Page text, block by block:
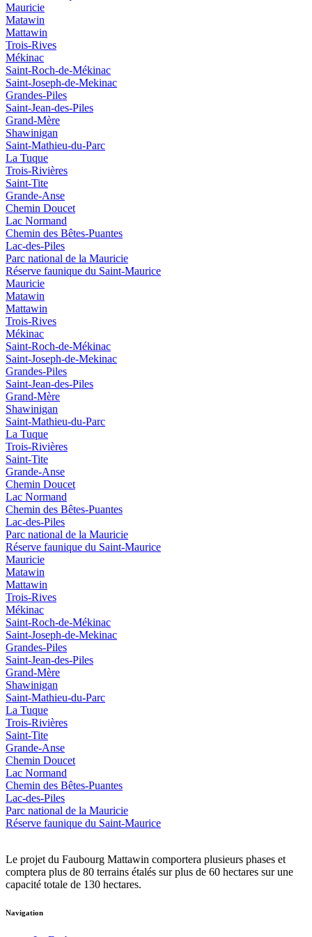
Mauricie
Matawin
Mattawin
Trois-Rives
Mékinac
Saint-Roch-de-Mékinac
Saint-Joseph-de-Mekinac
Grandes-Piles
Saint-Jean-des-Piles
Grand-Mère
Shawinigan
Saint-Mathieu-du-Parc
La Tuque
Trois-Rivières
Saint-Tite
Grande-Anse
Chemin Doucet
Lac Normand
Chemin des Bêtes-Puantes
Lac-des-Piles
Parc national de la Mauricie
Réserve faunique du Saint‑Maurice
Mauricie
Matawin
Mattawin
Trois-Rives
Mékinac
Saint-Roch-de-Mékinac
Saint-Joseph-de-Mekinac
Grandes-Piles
Saint-Jean-des-Piles
Grand-Mère
Shawinigan
Saint-Mathieu-du-Parc
La Tuque
Trois-Rivières
Saint-Tite
Grande-Anse
Chemin Doucet
Lac Normand
Chemin des Bêtes-Puantes
Lac-des-Piles
Parc national de la Mauricie
Réserve faunique du Saint‑Maurice
Mauricie
Matawin
Mattawin
Trois-Rives
Mékinac
Saint-Roch-de-Mékinac
Saint-Joseph-de-Mekinac
Grandes-Piles
Saint-Jean-des-Piles
Grand-Mère
Shawinigan
Saint-Mathieu-du-Parc
La Tuque
Trois-Rivières
Saint-Tite
Grande-Anse
Chemin Doucet
Lac Normand
Chemin des Bêtes-Puantes
Lac-des-Piles
Parc national de la Mauricie
Réserve faunique du Saint‑Maurice
Le projet du Faubourg Mattawin comportera plusieurs phases et
comptera plus de 80 terrains étalés sur plus de 60 hectares sur une
capacité totale de 130 hectares.
Navigation